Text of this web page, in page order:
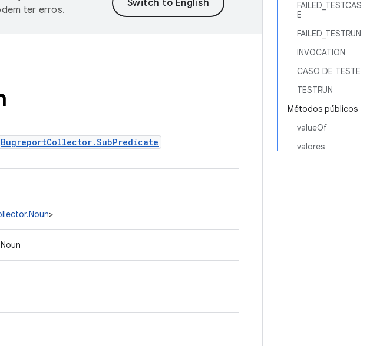
FAILED_TESTCAS
E
FAILED_TESTRUN
INVOCATION
CASO DE TESTE
TESTRUN
Métodos públicos
valueOf
valores
ter erros.
BugreportCollector.SubPredicate
>